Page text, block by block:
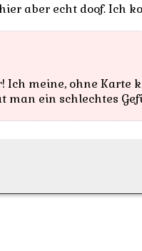
aber echt doof. Ich
Ich meine, ohne Karte
man ein schlechtes